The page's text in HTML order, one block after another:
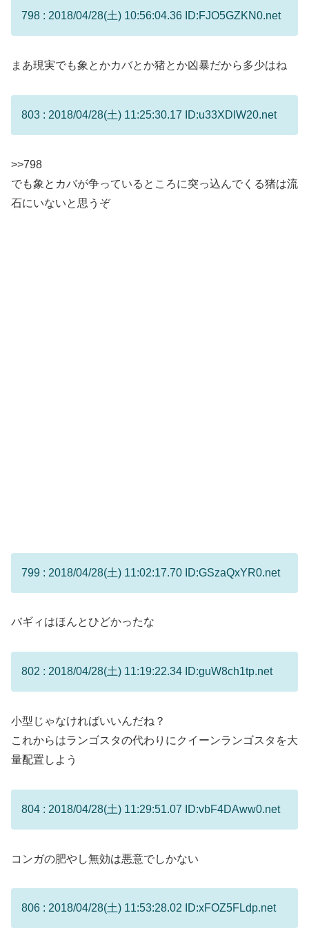
798 : 2018/04/28(土) 10:56:04.36 ID:FJO5GZKN0.net
まあ現実でも象とかカバとか猪とか凶暴だから多少はね
803 : 2018/04/28(土) 11:25:30.17 ID:u33XDIW20.net
>>798
でも象とカバが争っているところに突っ込んでくる猪は流
石にいないと思うぞ
799 : 2018/04/28(土) 11:02:17.70 ID:GSzaQxYR0.net
バギィはほんとひどかったな
802 : 2018/04/28(土) 11:19:22.34 ID:guW8ch1tp.net
小型じゃなければいいんだね？
これからはランゴスタの代わりにクイーンランゴスタを大
量配置しよう
804 : 2018/04/28(土) 11:29:51.07 ID:vbF4DAww0.net
コンガの肥やし無効は悪意でしかない
806 : 2018/04/28(土) 11:53:28.02 ID:xFOZ5FLdp.net